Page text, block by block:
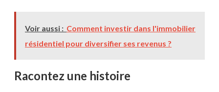
Voir aussi : Comment investir dans l'immobilier
résidentiel pour diversifier ses revenus ?
Racontez une histoire